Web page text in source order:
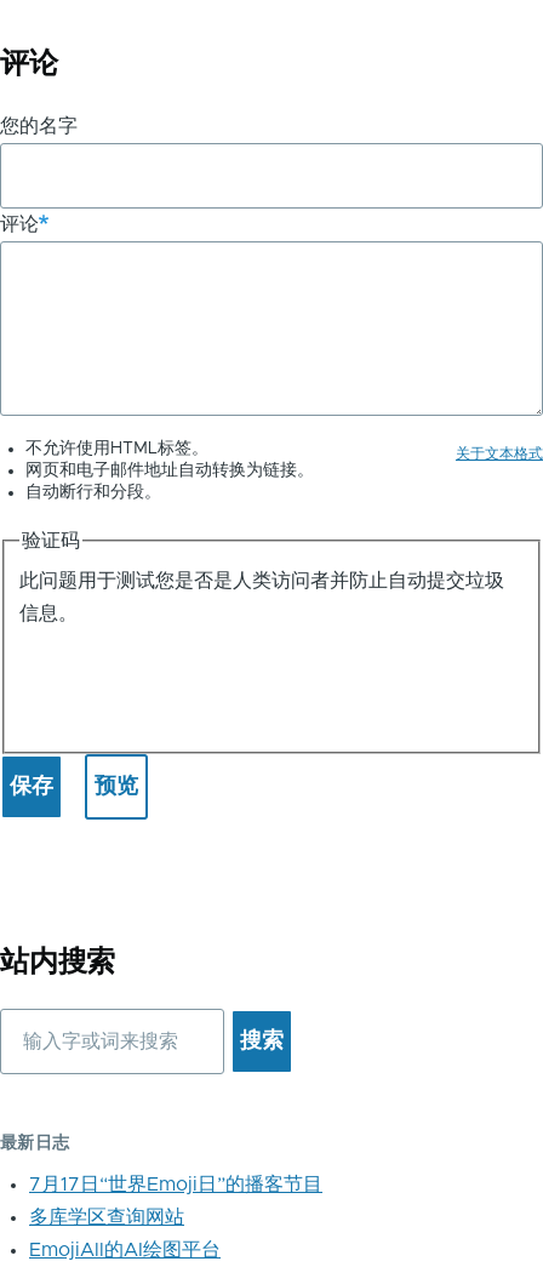
评论
您的名字
评论
关于文本格式
不允许使用HTML标签。
网页和电子邮件地址自动转换为链接。
自动断行和分段。
验证码
此问题用于测试您是否是人类访问者并防止自动提交垃圾
信息。
站内搜索
最新日志
7月17日“世界Emoji日”的播客节目
多库学区查询网站
EmojiAll的AI绘图平台